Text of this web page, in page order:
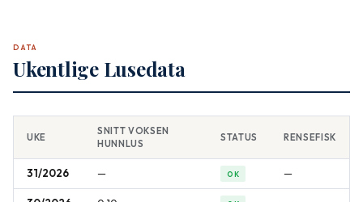
DATA
Ukentlige Lusedata
UKE
SNITT VOKSEN
HUNNLUS
STATUS RENSEFISK
31/2026 — OK —